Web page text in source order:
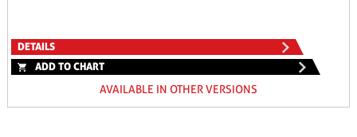
DETAILS
ADD TO CHART
AVAILABLE IN OTHER VERSIONS